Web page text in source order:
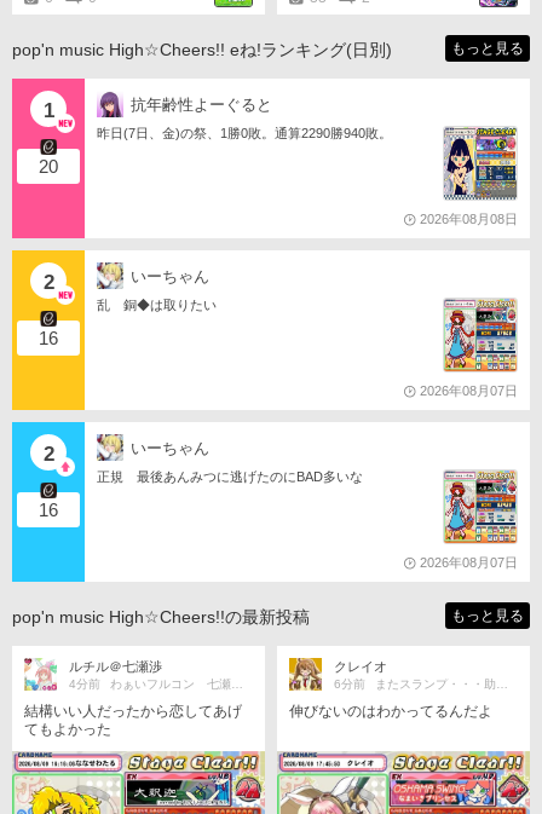
pop'n music High☆Cheers!! eね!ランキング(日別) もっと見る
1
20
抗年齢性よーぐると
昨日(7日、金)の祭、1勝0敗。通算2290勝940敗。
2026年08月08日
2
16
いーちゃん
乱 銅◆は取りたい
2026年08月07日
2
16
いーちゃん
正規 最後あんみつに逃げたのにBAD多いな
2026年08月07日
pop'n music High☆Cheers!!の最新投稿 もっと見る
ルチル＠七瀬渉
4分前 わぁいフルコン 七瀬フルコン大好き
結構いい人だったから恋してあげ
てもよかった
クレイオ
6分前 またスランプ・・・助けて😭
伸びないのはわかってるんだよ